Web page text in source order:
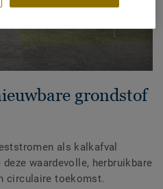
grondstof
als kalkafval
waardevolle, herbruikbare
circulaire toekomst.